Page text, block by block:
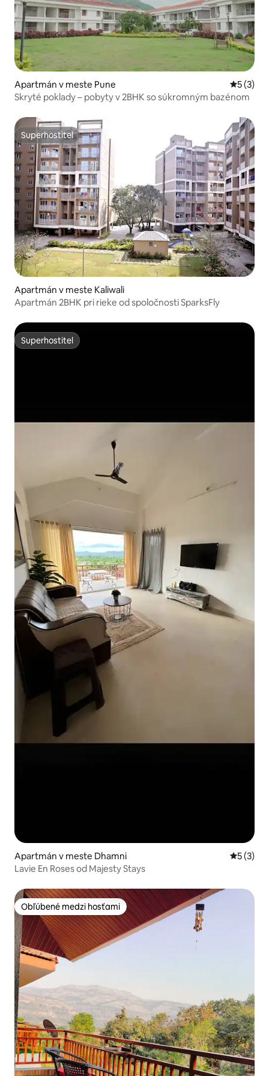
Apartmán v meste Pune
5 (3)
Skryté poklady – pobyty v 2BHK so súkromným bazénom
Superhostiteľ
Superhostiteľ
Apartmán v meste Kaliwali
Apartmán 2BHK pri rieke od spoločnosti SparksFly
Superhostiteľ
Superhostiteľ
Apartmán v meste Dhamni
5 (3)
Lavie En Roses od Majesty Stays
Obľúbené medzi hosťami
Obľúbené medzi hosťami